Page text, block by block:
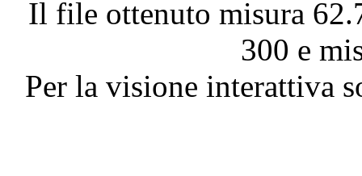
Il file ottenuto misura
300 e
Per la visione interattiva